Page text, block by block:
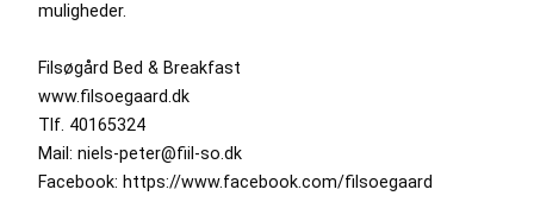
muligheder.
Filsøgård Bed & Breakfast
www.filsoegaard.dk
Tlf. 40165324
Mail: niels-peter@fiil-so.dk
Facebook: https://www.facebook.com/filsoegaard